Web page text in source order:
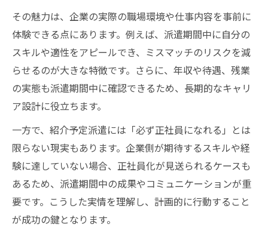
プログラマーに最適な派遣会社の選び方
紹介予定派遣で評価されるスキルアピール
術
ITエンジニア経験を活かす派遣期間の働き
方
ITエンジニア業界の紹介予定派遣最新動向
を解説
プログラマー転職市場で注目の派遣制度と
は
ITエンジニアが知るべき派遣就業の法律知
その魅力は、企業の実際の職場環境や仕事内容を事前に
体験できる点にあります。例えば、派遣期間中に自分の
スキルや適性をアピールでき、ミスマッチのリスクを減
らせるのが大きな特徴です。さらに、年収や待遇、残業
の実態も派遣期間中に確認できるため、長期的なキャリ
ア設計に役立ちます。
一方で、紹介予定派遣には「必ず正社員になれる」とは
限らない現実もあります。企業側が期待するスキルや経
験に達していない場合、正社員化が見送られるケースも
あるため、派遣期間中の成果やコミュニケーションが重
要です。こうした実情を理解し、計画的に行動すること
が成功の鍵となります。